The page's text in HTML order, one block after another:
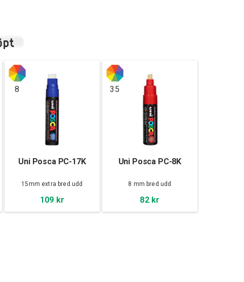
8
Uni Posca PC-17K
15mm extra bred udd
109 kr
35
Uni Posca PC-8K
8 mm bred udd
82 kr